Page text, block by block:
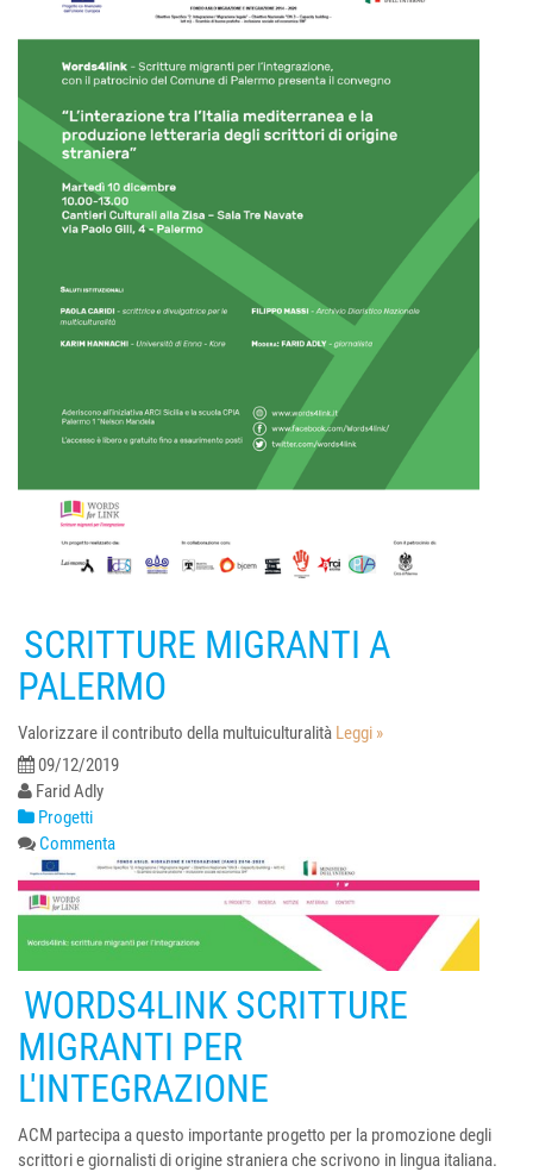
SCRITTURE MIGRANTI A
PALERMO
Valorizzare il contributo della multuiculturalità Leggi »
09/12/2019
Farid Adly
Progetti
Commenta
WORDS4LINK SCRITTURE
MIGRANTI PER
L'INTEGRAZIONE
ACM partecipa a questo importante progetto per la promozione degli
scrittori e giornalisti di origine straniera che scrivono in lingua italiana.